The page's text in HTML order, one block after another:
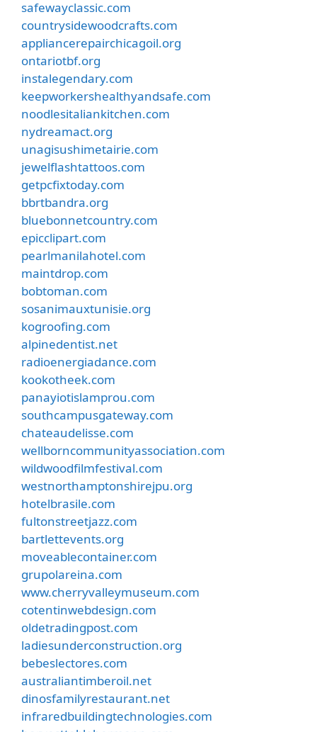
safewayclassic.com
countrysidewoodcrafts.com
appliancerepairchicagoil.org
ontariotbf.org
instalegendary.com
keepworkershealthyandsafe.com
noodlesitaliankitchen.com
nydreamact.org
unagisushimetairie.com
jewelflashtattoos.com
getpcfixtoday.com
bbrtbandra.org
bluebonnetcountry.com
epicclipart.com
pearlmanilahotel.com
maintdrop.com
bobtoman.com
sosanimauxtunisie.org
kogroofing.com
alpinedentist.net
radioenergiadance.com
kookotheek.com
panayiotislamprou.com
southcampusgateway.com
chateaudelisse.com
wellborncommunityassociation.com
wildwoodfilmfestival.com
westnorthamptonshirejpu.org
hotelbrasile.com
fultonstreetjazz.com
bartlettevents.org
moveablecontainer.com
grupolareina.com
www.cherryvalleymuseum.com
cotentinwebdesign.com
oldetradingpost.com
ladiesunderconstruction.org
bebeslectores.com
australiantimberoil.net
dinosfamilyrestaurant.net
infraredbuildingtechnologies.com